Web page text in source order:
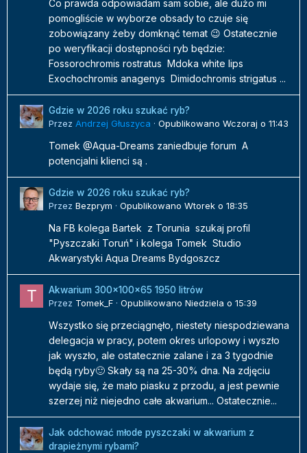
Co prawda odpowiadam sam sobie, ale dużo mi
pomogliście w wyborze obsady to czuje się
zobowiązany żeby domknąć temat 😉 Ostatecznie
po weryfikacji dostępności ryb będzie:
Fossorochromis rostratus Mdoka white lips
Exochochromis anagenys Dimidochromis strigatus ...
Gdzie w 2026 roku szukać ryb?
Przez Andrzej Głuszyca · Opublikowano Wczoraj o 11:43
Tomek @Aqua-Dreams zaniedbuje forum A
potencjalni klienci są .
Gdzie w 2026 roku szukać ryb?
Przez Bezprym · Opublikowano Wtorek o 18:35
Na FB kolega Bartek z Torunia szukaj profil
"Pyszczaki Toruń" i kolega Tomek Studio
Akwarystyki Aqua Dreams Bydgoszcz
Akwarium 300x100x65 1950 litrów
Przez Tomek_F · Opublikowano Niedziela o 15:39
Wszystko się przeciągnęło, niestety niespodziewana
delegacja w pracy, potem okres urlopowy i wyszło
jak wyszło, ale ostatecznie zalane i za 3 tygodnie
będą ryby🙂 Skały są na 25-30% dna. Na zdjęciu
wydaje się, że mało piasku z przodu, a jest pewnie
szerzej niż niejedno całe akwarium... Ostatecznie...
Jak odchować młode pyszczaki w akwarium z
drapieżnymi rybami?